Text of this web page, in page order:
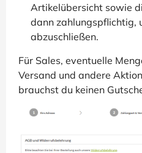
Artikelübersicht sowie
dann zahlungspflichtig,
abzuschließen.
Für Sales, eventuelle
Versand und andere
brauchst du keinen